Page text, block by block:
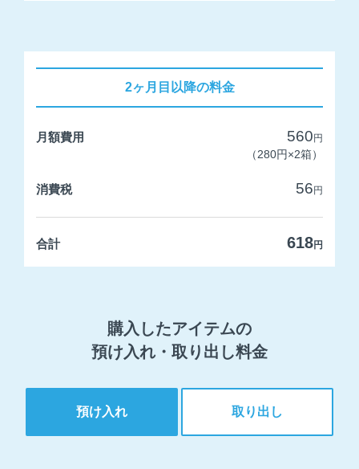
2ヶ月目以降の料金
月額費用 560円
（280円×2箱）
消費税 56円
合計 618円
購入したアイテムの
預け入れ・取り出し料金
預け入れ 取り出し